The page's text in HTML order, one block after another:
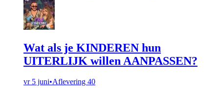
Wat als je KINDEREN hun
UITERLIJK willen AANPASSEN?
vr 5 juni•Aflevering 40